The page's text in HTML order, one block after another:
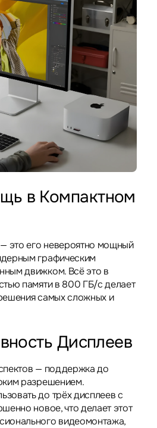
в Компактном
это его невероятно мощный
графическим
движком. Всё это в
памяти в 800 ГБ/с делает
самых сложных и
Дисплеев
— поддержка до
разрешением.
до трёх дисплеев с
новое, что делает этот
видеомонтажа,